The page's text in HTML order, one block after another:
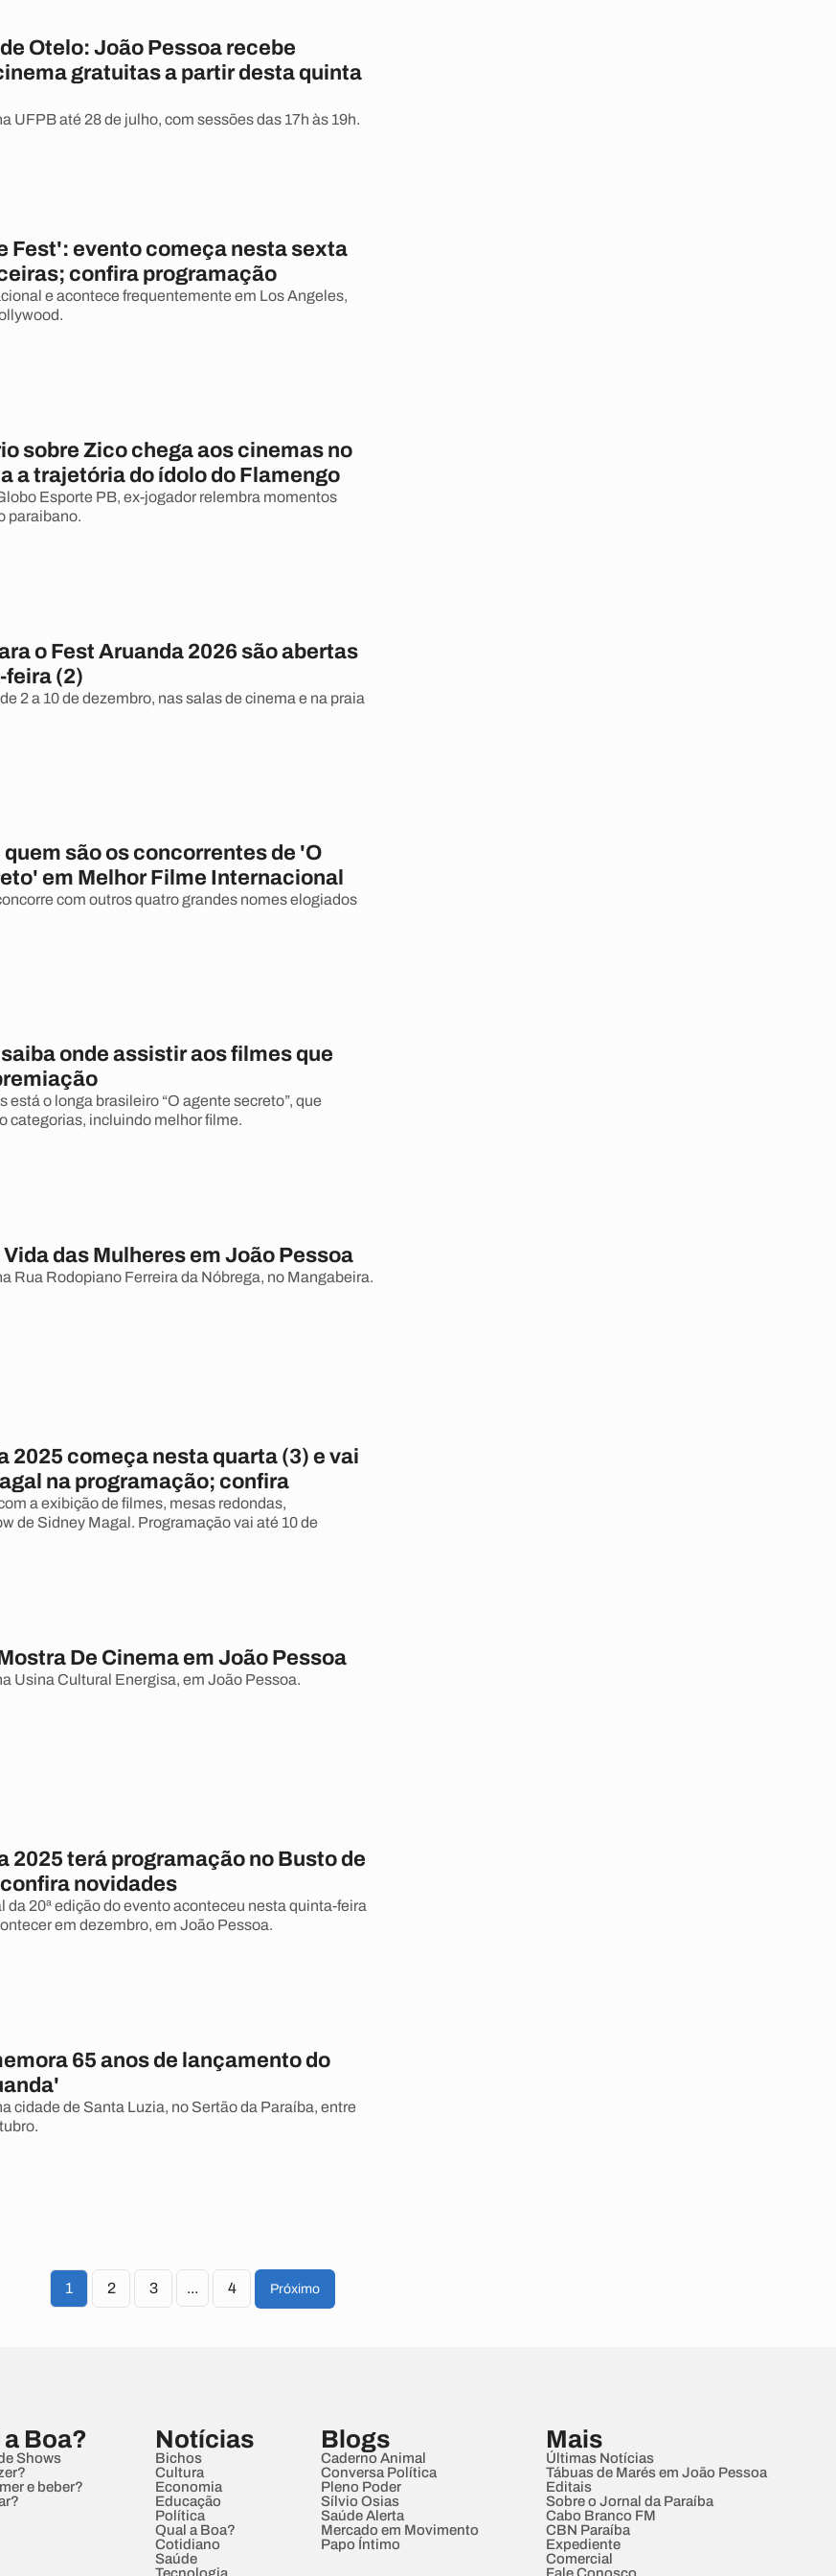
Otelo: João Pessoa recebe
gratuitas a partir desta quinta
UFPB até 28 de julho, com sessões das 17h às 19h.
Fest': evento começa nesta sexta
confira programação
e acontece frequentemente em Los Angeles,
sobre Zico chega aos cinemas no
a trajetória do ídolo do Flamengo
Esporte PB, ex-jogador relembra momentos
paraibano.
o Fest Aruanda 2026 são abertas
feira (2)
2 a 10 de dezembro, nas salas de cinema e na praia
quem são os concorrentes de 'O
em Melhor Filme Internacional
com outros quatro grandes nomes elogiados
onde assistir aos filmes que
está o longa brasileiro “O agente secreto”, que
categorias, incluindo melhor filme.
das Mulheres em João Pessoa
Rua Rodopiano Ferreira da Nóbrega, no Mangabeira.
2025 começa nesta quarta (3) e vai
na programação; confira
a exibição de filmes, mesas redondas,
de Sidney Magal. Programação vai até 10 de
De Cinema em João Pessoa
Usina Cultural Energisa, em João Pessoa.
2025 terá programação no Busto de
novidades
da 20ª edição do evento aconteceu nesta quinta-feira
em dezembro, em João Pessoa.
65 anos de lançamento do
cidade de Santa Luzia, no Sertão da Paraíba, entre
1 2 3 ... 4 Próximo
Boa?
Shows
e beber?
Notícias
Bichos
Cultura
Economia
Educação
Política
Qual a Boa?
Cotidiano
Saúde
Blogs
Caderno Animal
Conversa Política
Pleno Poder
Sílvio Osias
Saúde Alerta
Mercado em Movimento
Papo Íntimo
Mais
Últimas Notícias
Tábuas de Marés em João Pessoa
Editais
Sobre o Jornal da Paraíba
Cabo Branco FM
CBN Paraíba
Expediente
Comercial